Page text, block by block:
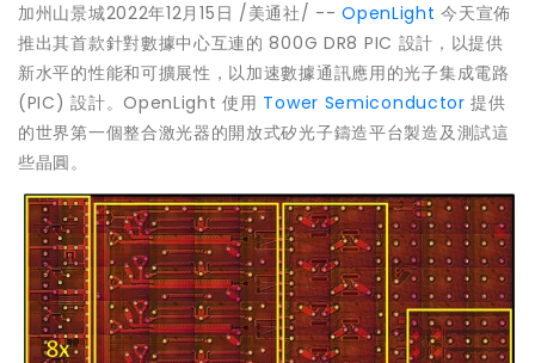
加州山景城2022年12月15日 /美通社/ --OpenLight 今天宣佈
推出其首款針對數據中心互連的 800G DR8 PIC 設計，以提供
新水平的性能和可擴展性，以加速數據通訊應用的光子集成電路
(PIC) 設計。OpenLight 使用 Tower Semiconductor 提供
的世界第一個整合激光器的開放式矽光子鑄造平台製造及測試這
些晶圓。